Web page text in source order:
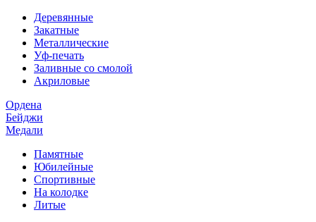
Деревянные
Закатные
Металлические
Уф-печать
Заливные со смолой
Акриловые
Ордена
Бейджи
Медали
Памятные
Юбилейные
Спортивные
На колодке
Литые